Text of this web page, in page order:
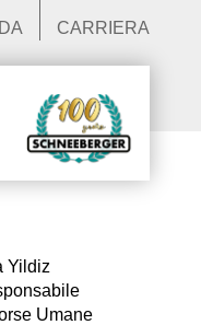
CARRIERA
Yildiz
Umane